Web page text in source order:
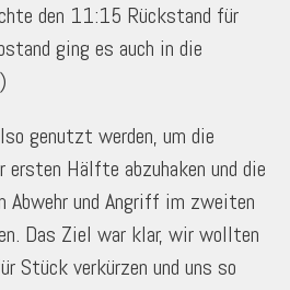
den 11:15 Rückstand für
ging es auch in die
genutzt werden, um die
Hälfte abzuhaken und die
Abwehr und Angriff im zweiten
Das Ziel war klar, wir wollten
Stück verkürzen und uns so